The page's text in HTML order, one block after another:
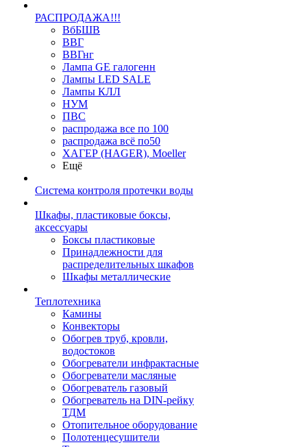
РАСПРОДАЖА!!!
ВбБШВ
ВВГ
ВВГнг
Лампа GE галогенн
Лампы LED SALE
Лампы КЛЛ
НУМ
ПВС
распродажа все по 100
распродажа всё по50
ХАГЕР (HAGER), Moeller
Ещё
Система контроля протечки воды
Шкафы, пластиковые боксы,
аксессуары
Боксы пластиковые
Принадлежности для
распределительных шкафов
Шкафы металлические
Теплотехника
Камины
Конвекторы
Обогрев труб, кровли,
водостоков
Обогреватели инфрактасные
Обогреватели масляные
Обогреватель газовый
Обогреватель на DIN-рейку
ТДМ
Отопительное оборудование
Полотенцесушители